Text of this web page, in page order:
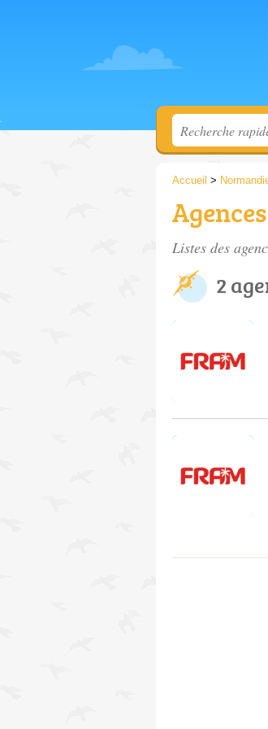
Accueil >
Listes des
2